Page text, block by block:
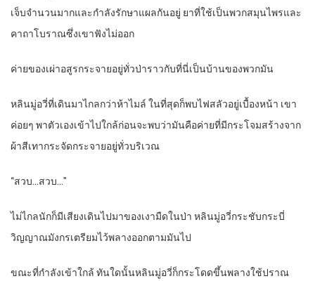
เจ็บจำนวนมากและกำลังรักษาแผลกันอยู่ ยาที่ใช้เป็นพวกสมุนไพรและ
คาถาโบราณซึ่งเขาฟังไม่ออก
ค่ายของเผ่าอสูรกระจายอยู่ทั่วป่าราวกับที่นี่เป็นบ้านของพวกมัน
หลินมู่อวี่ที่เดินมาไกลกว่าห้าไมล์ ในที่สุดก็พบไฟสลัวอยู่เบื้องหน้า เขา
ค่อยๆ พาตัวเองเข้าไปใกล้ก่อนจะพบว่ามันคือค่ายที่มีกระโจมสร้างจาก
ผ้าสีเทากระจัดกระจายอยู่ทั่วบริเวณ
“สวบ…สวบ…”
ไม่ไกลนักก็มีเสียงเดินไปมาของเงามืดในป่า หลินมู่อวี่กระชับกระบี่
วิญญาณมังกรเตรียมไว้พลางออกตามมันไป
ขณะที่กำลังเข้าใกล้ ทันใดนั้นหลินมู่อวี่ก็กระโดดขึ้นพลางใช้ปราณ